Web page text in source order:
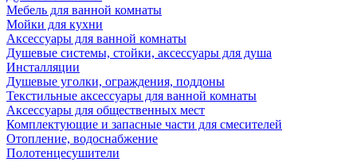
Мебель для ванной комнаты
Мойки для кухни
Аксессуары для ванной комнаты
Душевые системы, стойки, аксессуары для душа
Инсталляции
Душевые уголки, ограждения, поддоны
Текстильные аксессуары для ванной комнаты
Аксессуары для общественных мест
Комплектующие и запасные части для смесителей
Отопление, водоснабжение
Полотенцесушители